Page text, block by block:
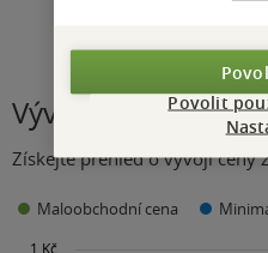
Vývoj ceny
Získejte přehled o vývoji ceny
Maloobchodní cena
Povolit